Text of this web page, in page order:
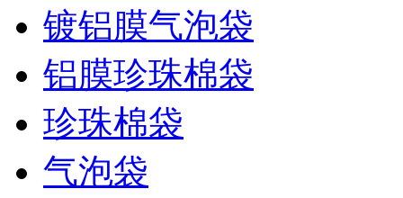
镀铝膜气泡袋
铝膜珍珠棉袋
珍珠棉袋
气泡袋